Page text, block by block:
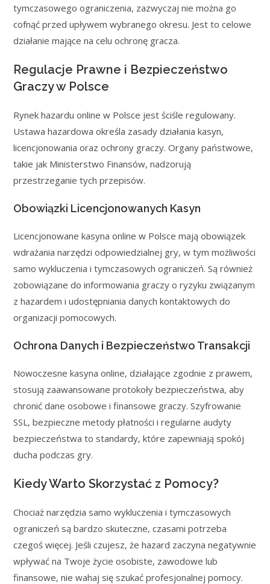
tymczasowego ograniczenia, zazwyczaj nie można go
cofnąć przed upływem wybranego okresu. Jest to celowe
działanie mające na celu ochronę gracza.
Regulacje Prawne i Bezpieczeństwo
Graczy w Polsce
Rynek hazardu online w Polsce jest ściśle regulowany.
Ustawa hazardowa określa zasady działania kasyn,
licencjonowania oraz ochrony graczy. Organy państwowe,
takie jak Ministerstwo Finansów, nadzorują
przestrzeganie tych przepisów.
Obowiązki Licencjonowanych Kasyn
Licencjonowane kasyna online w Polsce mają obowiązek
wdrażania narzędzi odpowiedzialnej gry, w tym możliwości
samo wykluczenia i tymczasowych ograniczeń. Są również
zobowiązane do informowania graczy o ryzyku związanym
z hazardem i udostępniania danych kontaktowych do
organizacji pomocowych.
Ochrona Danych i Bezpieczeństwo Transakcji
Nowoczesne kasyna online, działające zgodnie z prawem,
stosują zaawansowane protokoły bezpieczeństwa, aby
chronić dane osobowe i finansowe graczy. Szyfrowanie
SSL, bezpieczne metody płatności i regularne audyty
bezpieczeństwa to standardy, które zapewniają spokój
ducha podczas gry.
Kiedy Warto Skorzystać z Pomocy?
Chociaż narzędzia samo wykluczenia i tymczasowych
ograniczeń są bardzo skuteczne, czasami potrzeba
czegoś więcej. Jeśli czujesz, że hazard zaczyna negatywnie
wpływać na Twoje życie osobiste, zawodowe lub
finansowe, nie wahaj się szukać profesjonalnej pomocy.